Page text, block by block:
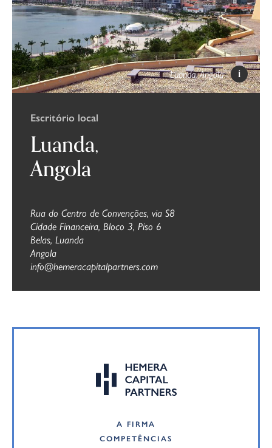
Escritório local
Luanda,
Angola
Rua do Centro de Convenções, via S8
Cidade Financeira, Bloco 3, Piso 6
Belas, Luanda
Angola
info@hemeracapitalpartners.com
Luanda, Angola
A FIRMA
COMPETÊNCIAS